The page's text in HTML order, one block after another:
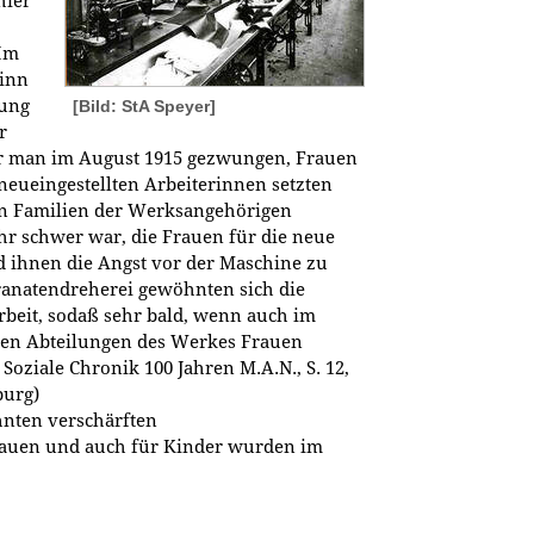
[Bild: StA Speyer]
im August 1915 gezwungen, Frauen
Arbeiterinnen setzten
Familien der Werksangehörigen
schwer war, die Frauen für die neue
die Angst vor der Maschine zu
gewöhnten sich die
sodaß sehr bald, wenn auch im
Abteilungen des Werkes Frauen
Chronik 100 Jahren M.A.N., S. 12,
verschärften
und auch für Kinder wurden im